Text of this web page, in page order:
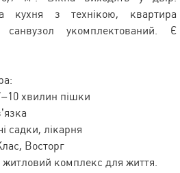
кухня з технікою, квартира
санвузол укомплектований. Є
хвилин пішки
садки, лікарня
Восторг
комплекс для життя.